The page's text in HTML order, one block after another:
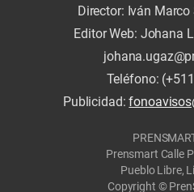
Director: Iván
Editor Web: Johana
Teléfono:
Publicidad:
Prensmart Calle
Pueblo Libre,
Copyright ©